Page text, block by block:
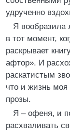
удрученно
Я вообразила
в тот момент,
раскрывает
афтор». И
раскатистым
что и жизнь моя
прозы.
Я – офеня, и
расхваливать